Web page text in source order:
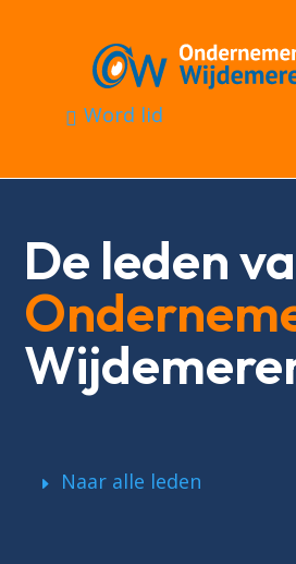
Word lid
De leden
Naar alle leden